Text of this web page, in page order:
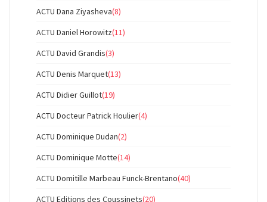
ACTU Dana Ziyasheva(8)
ACTU Daniel Horowitz(11)
ACTU David Grandis(3)
ACTU Denis Marquet(13)
ACTU Didier Guillot(19)
ACTU Docteur Patrick Houlier(4)
ACTU Dominique Dudan(2)
ACTU Dominique Motte(14)
ACTU Domitille Marbeau Funck-Brentano(40)
ACTU Editions des Coussinets(20)